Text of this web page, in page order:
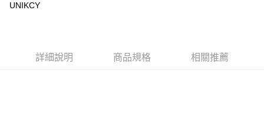
Google Pay
7-11取貨付款［需3-5個工作天不含預購商品］
UNIKCY
詳細說明 商品規格 相關推薦